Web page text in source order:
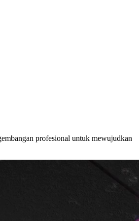
profesional untuk mewujudkan